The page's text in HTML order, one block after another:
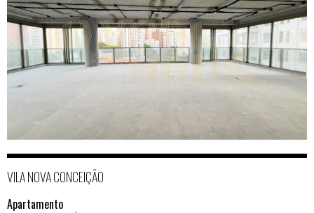
VILA NOVA CONCEIÇÃO
Apartamento